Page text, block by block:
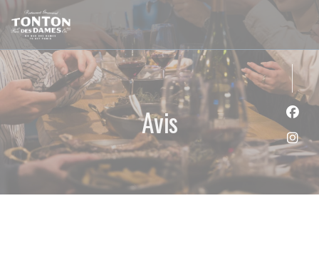
Personnalisation de vos choix en matière de cookies
Avis